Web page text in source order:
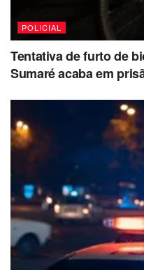
POLICIAL
Tentativa de furto de
Sumaré acaba em